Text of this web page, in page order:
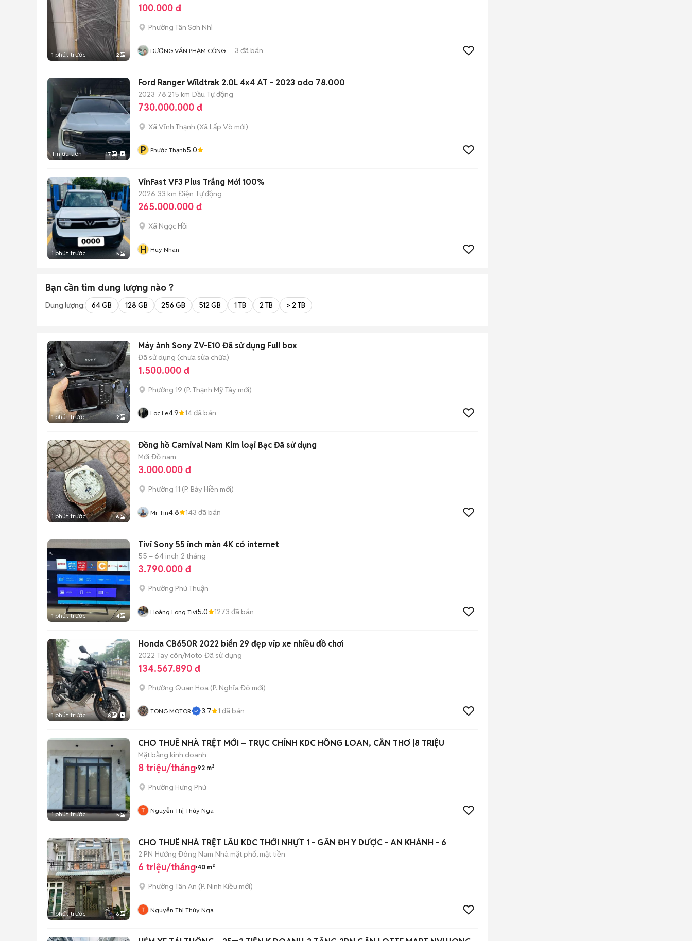
1 phút trước 2
100.000 đ
Phường Tân Sơn Nhì
DƯƠNG VĂN PHẠM CÔNG
3 đã bán
Tin ưu tiên 17
Ford Ranger Wildtrak 2.0L 4x4 AT - 2023 odo 78.000
2023 78.215 km Dầu Tự động
730.000.000 đ
Xã Vĩnh Thạnh (Xã Lấp Vò mới)
P Phước Thạnh5.0
1 phút trước 5
VinFast VF3 Plus Trắng Mới 100%
2026 33 km Điện Tự động
265.000.000 đ
Xã Ngọc Hồi
H Huy Nhan
Bạn cần tìm dung lượng nào ?
Dung lượng: 64 GB 128 GB 256 GB 512 GB 1 TB 2 TB > 2 TB
1 phút trước 2
Máy ảnh Sony ZV-E10 Đã sử dụng Full box
Đã sử dụng (chưa sửa chữa)
1.500.000 đ
Phường 19 (P. Thạnh Mỹ Tây mới)
Loc Le4.9 14đã bán
1 phút trước 6
Đồng hồ Carnival Nam Kim loại Bạc Đã sử dụng
Mới Đồ nam
3.000.000 đ
Phường 11 (P. Bảy Hiền mới)
Mr Tin4.8 143 đã bán
1 phút trước 4
Tivi Sony 55 inch màn 4K có internet
55 – 64 inch 2 tháng
3.790.000 đ
Phường Phú Thuận
Hoàng Long Tivi5.0 1273 đã bán
1 phút trước 8
Honda CB650R 2022 biển 29 đẹp vip xe nhiều đồ chơi
2022 Tay côn/Moto Đã sử dụng
134.567.890 đ
Phường Quan Hoa (P. Nghĩa Đô mới)
TONG MOTOR 3.7 1 đã bán
1 phút trước 5
CHO THUÊ NHÀ TRỆT MỚI – TRỤC CHÍNH KDC HỒNG LOAN, CẦN THƠ |8 TRIỆU
Mặt bằng kinh doanh
8 triệu/tháng 92 m²
Phường Hưng Phú
Nguyễn Thị Thúy Nga
1 phút trước 6
CHO THUÊ NHÀ TRỆT LẦU KDC THỚI NHỰT 1 - GẦN ĐH Y DƯỢC - AN KHÁNH - 6
2 PN Hướng Đông Nam Nhà mặt phố, mặt tiền
6 triệu/tháng 40 m²
Phường Tân An (P. Ninh Kiều mới)
Nguyễn Thị Thúy Nga